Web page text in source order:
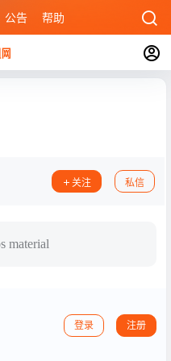
公告 帮助
关注 私信
material
登录 注册